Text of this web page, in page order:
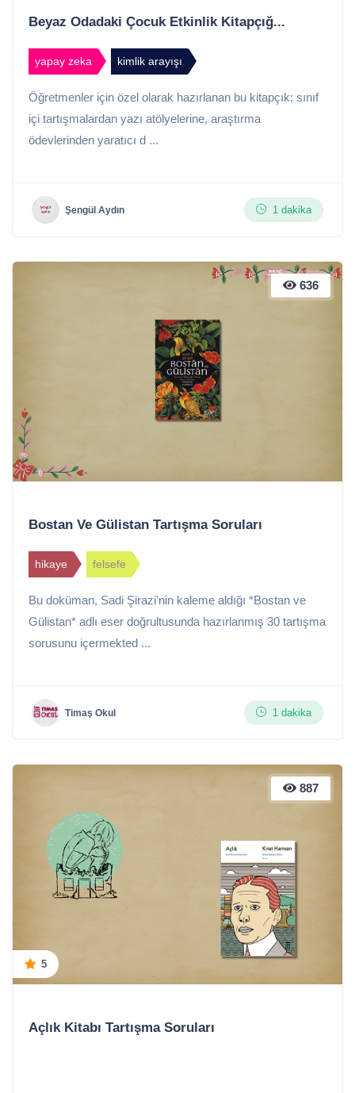
Beyaz Odadaki Çocuk Etkinlik Kitapçığ...
yapay zeka kimlik arayışı
Öğretmenler için özel olarak hazırlanan bu kitapçık; sınıf
içi tartışmalardan yazı atölyelerine, araştırma
ödevlerinden yaratıcı d ...
Şengül Aydın 1 dakika
636
Bostan Ve Gülistan Tartışma Soruları
hikaye felsefe
Bu doküman, Sadi Şirazi'nin kaleme aldığı *Bostan ve
Gülistan* adlı eser doğrultusunda hazırlanmış 30 tartışma
sorusunu içermekted ...
Timaş Okul 1 dakika
887
5
Açlık Kitabı Tartışma Soruları